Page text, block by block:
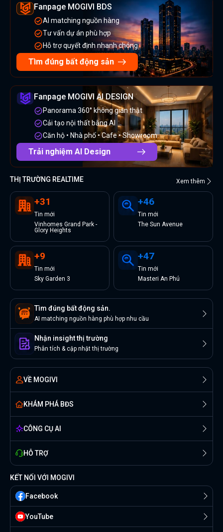
Fanpage MOGIVI BDS
AI matching nguồn hàng
Tư vấn dự án phù hợp
Hỗ trợ quyết định nhanh chóng
Tìm đúng bất động sản
Fanpage MOGIVI AI DESIGN
Panorama 360° không gian thật
Cải tạo nội thất bằng AI
Căn hộ • Nhà phố • Cafe • Showroom
Trải nghiệm AI Design
THỊ TRƯỜNG REALTIME Xem thêm
+31
Tin mới
Vinhomes Grand Park -
Glory Heights
+46
Tin mới
The Sun Avenue
+9
Tin mới
Sky Garden 3
+47
Tin mới
Masteri An Phú
Tìm đúng bất động sản.
AI matching nguồn hàng phù hợp nhu cầu
Nhận insight thị trường
Phân tích & cập nhật thị trường
VỀ MOGIVI
KHÁM PHÁ BĐS
CÔNG CỤ AI
HỖ TRỢ
KẾT NỐI VỚI MOGIVI
Facebook
YouTube